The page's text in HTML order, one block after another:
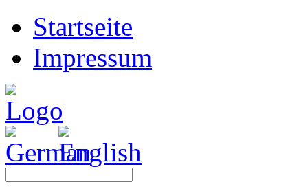
Startseite
Impressum